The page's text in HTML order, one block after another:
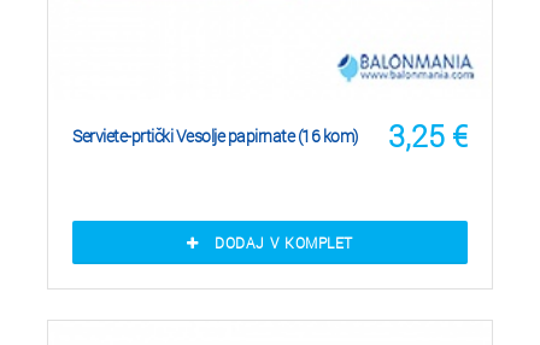
3,25 €
Serviete-prtički Vesolje papirnate (16 kom)
DODAJ V KOMPLET